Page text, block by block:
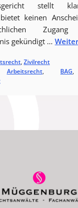
stellt
keinen
gekündigt …
, Zivilrecht
Arbeitsrecht, BAG